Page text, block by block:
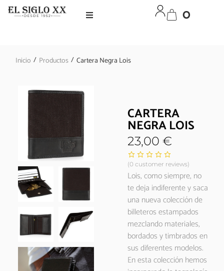
0
Inicio / Productos / Cartera Negra Lois
CARTERA
NEGRA LOIS
23,00€
(0 customer reviews)
Lois, como siempre, no
te deja indiferente y saca
una nueva colección de
billeteros estampados
mezclando materiales,
bordados y timbrados en
sus diferentes modelos.
En esta colección hemos